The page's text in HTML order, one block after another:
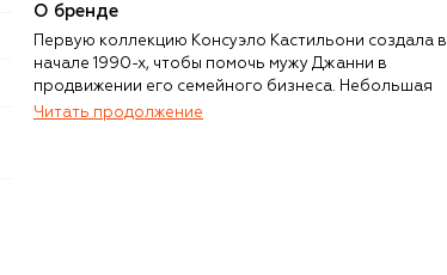
О бренде
Первую коллекцию Консуэло Кастильони создала в
начале 1990-х, чтобы помочь мужу Джанни в
продвижении его семейного бизнеса. Небольшая
партия ярких и легких изделий из меха с
Читать продолжение